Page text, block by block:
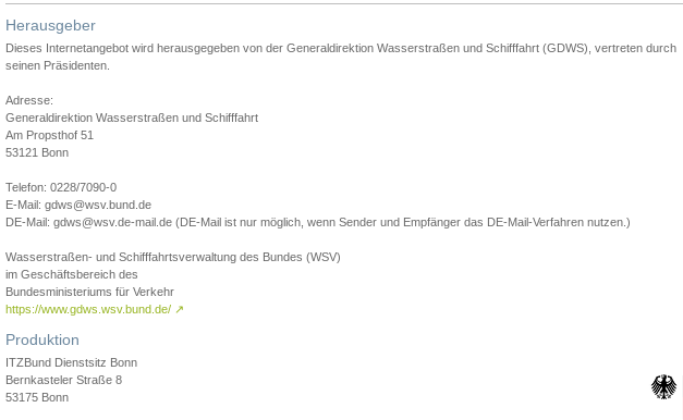
Herausgeber
Dieses Internetangebot wird herausgegeben von der Generaldirektion Wasserstraßen und Schifffahrt (GDWS), vertreten durch
seinen Präsidenten.
Adresse:
Generaldirektion Wasserstraßen und Schifffahrt
Am Propsthof 51
53121 Bonn
Telefon: 0228/7090-0
E-Mail: gdws@wsv.bund.de
DE-Mail: gdws@wsv.de-mail.de (DE-Mail ist nur möglich, wenn Sender und Empfänger das DE-Mail-Verfahren nutzen.)
Wasserstraßen- und Schifffahrtsverwaltung des Bundes (WSV)
im Geschäftsbereich des
Bundesministeriums für Verkehr
https://www.gdws.wsv.bund.de/ ↗
Produktion
ITZBund Dienstsitz Bonn
Bernkasteler Straße 8
53175 Bonn